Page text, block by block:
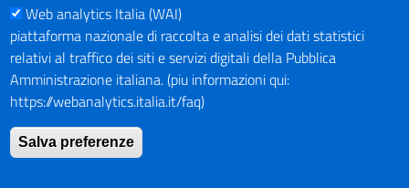
PAGAMENTI
SOCIAL NETWORKS
Pagina Facebook
Profilo Instagram
Web analytics Italia (WAI)
piattaforma nazionale di raccolta e analisi dei dati statistici
relativi al traffico dei siti e servizi digitali della Pubblica
Amministrazione italiana. (piu informazioni qui:
https://webanalytics.italia.it/faq)
Salva preferenze